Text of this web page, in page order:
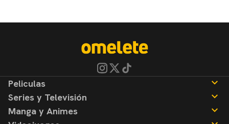
Peliculas
Noticias
Reseñas
Series y Televisión
Noticias
Manga y Animes